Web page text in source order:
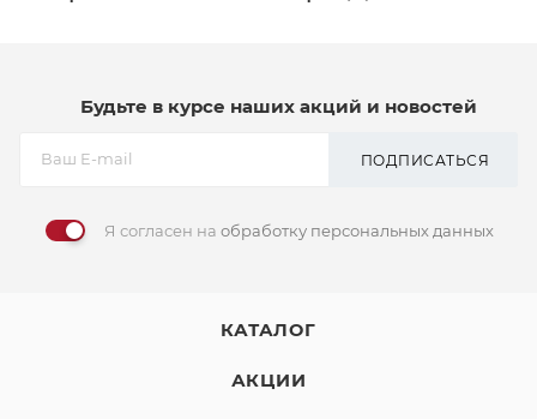
Будьте в курсе наших акций и новостей
ПОДПИСАТЬСЯ
Я согласен на обработку персональных данных
КАТАЛОГ
АКЦИИ